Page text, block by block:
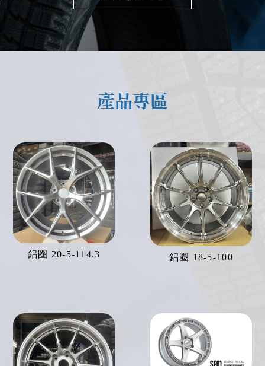
產品專區
鋁圈 20-5-114.3 鋁圈 18-5-100